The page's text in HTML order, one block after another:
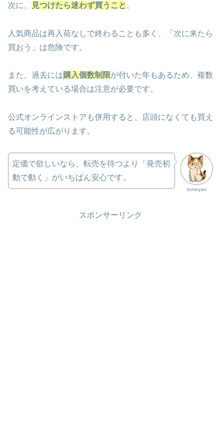
次に、 見つけたら迷わず買うこと 。
人気商品は再入荷なしで終わることも多く、「次に来たら
買おう」は危険です。
また、過去には購入個数制限が付いた年もあるため、複数
買いを考えている場合は注意が必要です。
公式オンラインストアも併用すると、店頭になくても買え
る可能性が広がります。
tomoyan
定価で欲しいなら、転売を待つより「発売初
動で動く」がいちばん安心です。
スポンサーリンク